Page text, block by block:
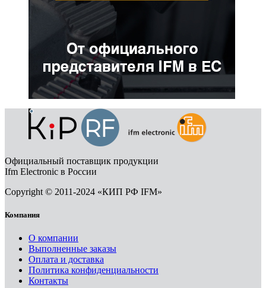
Официальный поставщик продукции
Ifm Electronic в России
Copyright © 2011-2024 «КИП РФ IFM»
Компания
О компании
Выполненные заказы
Оплата и доставка
Политика конфиденциальности
Контакты